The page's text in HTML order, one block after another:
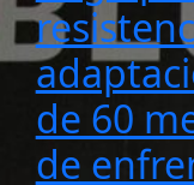
de 60
de